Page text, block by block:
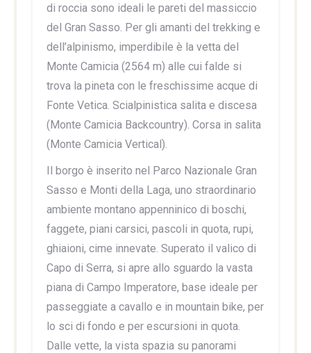
di roccia sono ideali le pareti del massiccio
del Gran Sasso. Per gli amanti del trekking e
dell’alpinismo, imperdibile è la vetta del
Monte Camicia (2564 m) alle cui falde si
trova la pineta con le freschissime acque di
Fonte Vetica. Scialpinistica salita e discesa
(Monte Camicia Backcountry). Corsa in salita
(Monte Camicia Vertical).
Il borgo è inserito nel Parco Nazionale Gran
Sasso e Monti della Laga, uno straordinario
ambiente montano appenninico di boschi,
faggete, piani carsici, pascoli in quota, rupi,
ghiaioni, cime innevate. Superato il valico di
Capo di Serra, si apre allo sguardo la vasta
piana di Campo Imperatore, base ideale per
passeggiate a cavallo e in mountain bike, per
lo sci di fondo e per escursioni in quota.
Dalle vette, la vista spazia su panorami